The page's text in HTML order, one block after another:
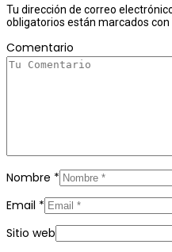
Tu dirección de correo
obligatorios están marcados con
Comentario
Nombre *
Email *
Sitio web